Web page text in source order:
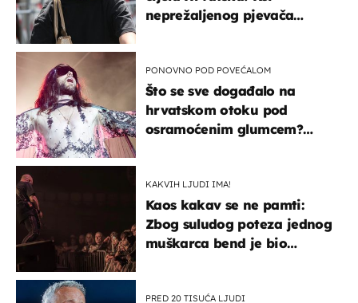
neprežaljenog pjevača
PONOVNO POD POVEĆALOM
Što se sve događalo na
hrvatskom otoku pod
osramoćenim glumcem?
KAKVIH LJUDI IMA!
Kaos kakav se ne pamti:
Zbog suludog poteza jednog
muškarca bend je bio
PRED 20 TISUĆA LJUDI